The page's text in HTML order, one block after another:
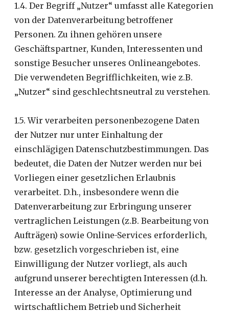
1.4. Der Begriff „Nutzer“ umfasst alle Kategorien
von der Datenverarbeitung betroffener
Personen. Zu ihnen gehören unsere
Geschäftspartner, Kunden, Interessenten und
sonstige Besucher unseres Onlineangebotes.
Die verwendeten Begrifflichkeiten, wie z.B.
„Nutzer“ sind geschlechtsneutral zu verstehen.
1.5. Wir verarbeiten personenbezogene Daten
der Nutzer nur unter Einhaltung der
einschlägigen Datenschutzbestimmungen. Das
bedeutet, die Daten der Nutzer werden nur bei
Vorliegen einer gesetzlichen Erlaubnis
verarbeitet. D.h., insbesondere wenn die
Datenverarbeitung zur Erbringung unserer
vertraglichen Leistungen (z.B. Bearbeitung von
Aufträgen) sowie Online-Services erforderlich,
bzw. gesetzlich vorgeschrieben ist, eine
Einwilligung der Nutzer vorliegt, als auch
aufgrund unserer berechtigten Interessen (d.h.
Interesse an der Analyse, Optimierung und
wirtschaftlichem Betrieb und Sicherheit